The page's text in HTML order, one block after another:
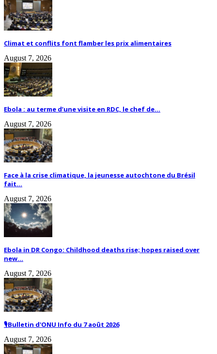
Climat et conflits font flamber les prix alimentaires
August 7, 2026
Ebola : au terme d’une visite en RDC, le chef de...
August 7, 2026
Face à la crise climatique, la jeunesse autochtone du Brésil
fait...
August 7, 2026
Ebola in DR Congo: Childhood deaths rise; hopes raised over
new...
August 7, 2026
🎙️Bulletin d'ONU Info du 7 août 2026
August 7, 2026